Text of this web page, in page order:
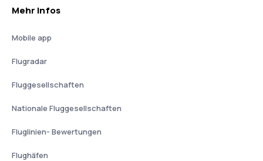
Mehr Infos
Mobile app
Flugradar
Fluggesellschaften
Nationale Fluggesellschaften
Fluglinien- Bewertungen
Flughäfen